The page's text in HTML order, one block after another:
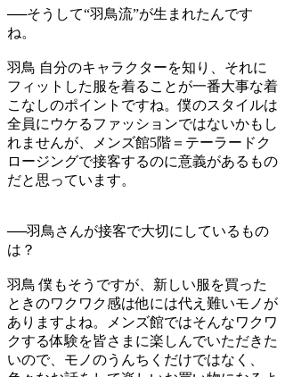
──そうして“羽鳥流”が生まれたんです
ね。
羽鳥 自分のキャラクターを知り、それに
フィットした服を着ることが一番大事な着
こなしのポイントですね。僕のスタイルは
全員にウケるファッションではないかもし
れませんが、メンズ館5階＝テーラードク
ロージングで接客するのに意義があるもの
だと思っています。
──羽鳥さんが接客で大切にしているもの
は？
羽鳥 僕もそうですが、新しい服を買った
ときのワクワク感は他には代え難いモノが
ありますよね。メンズ館ではそんなワクワ
クする体験を皆さまに楽しんでいただきた
いので、モノのうんちくだけではなく、